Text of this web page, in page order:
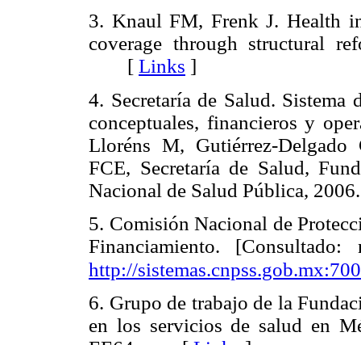
3. Knaul FM, Frenk J. Health
coverage through structural
[ Links ]
4. Secretaría de Salud. Sistema
conceptuales, financieros y
Lloréns M, Gutiérrez-
FCE, Secretaría de Salud,
Nacional de Salud Pública,
5. Comisión Nacional de
Financiamiento.
http://
6. Grupo de trabajo de la
en los servicios de salud en